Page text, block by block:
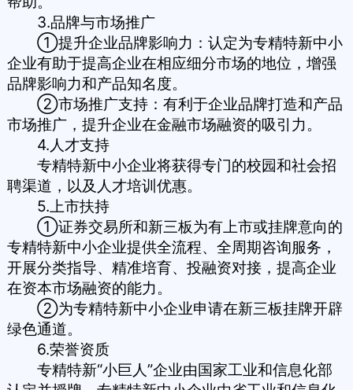
3.品牌与市场推广
①提升企业品牌影响力：认定为专精特新中小
企业有助于提高企业在相应细分市场的地位，增强
品牌影响力和产品知名度。
②市场推广支持：有利于企业品牌打造和产品
市场推广，提升企业在金融市场融资的吸引力。
4.人才支持
专精特新中小企业将获得专门的校园和社会招
聘渠道，以及人才培训优惠。
5.上市扶持
①证券交易所和新三板为有上市或挂牌意向的
专精特新中小企业提供全流程、全周期咨询服务，
开展分类指导、精准培育、投融资对接，提高企业
在资本市场融资的能力。
②为专精特新中小企业申请在新三板挂牌开辟
绿色通道。
6.荣誉资质
专精特新“小巨人”企业由国家工业和信息化部